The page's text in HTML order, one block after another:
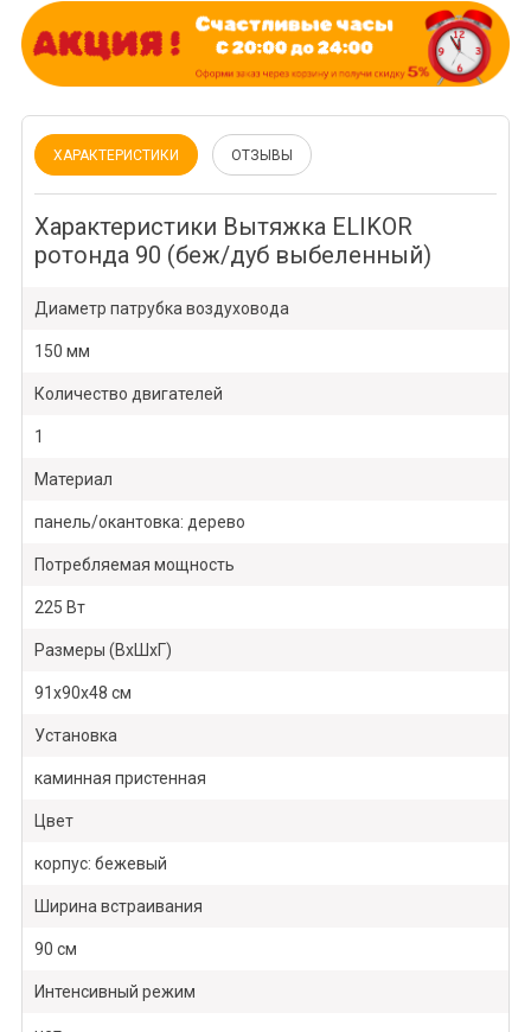
ХАРАКТЕРИСТИКИ ОТЗЫВЫ
Характеристики Вытяжка ELIKOR
ротонда 90 (беж/дуб выбеленный)
Диаметр патрубка воздуховода
150 мм
Количество двигателей
1
Материал
панель/окантовка: дерево
Потребляемая мощность
225 Вт
Размеры (ВхШхГ)
91х90х48 см
Установка
каминная пристенная
Цвет
корпус: бежевый
Ширина встраивания
90 см
Интенсивный режим